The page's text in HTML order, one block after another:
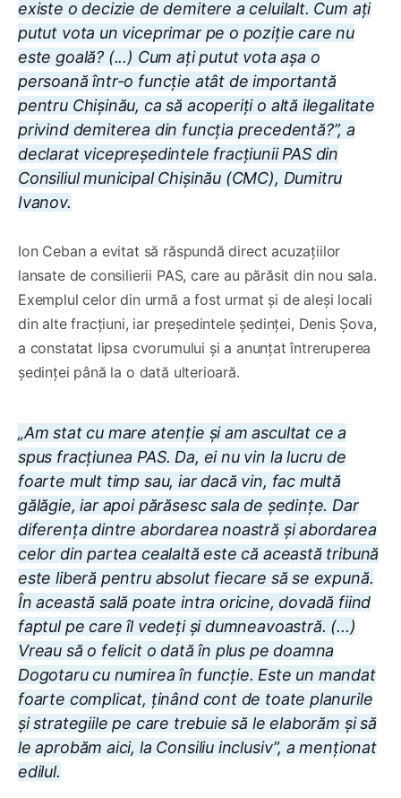
existe o decizie de demitere a celuilalt. Cum ați
putut vota un viceprimar pe o poziție care nu
este goală? (...) Cum ați putut vota așa o
persoană într-o funcție atât de importantă
pentru Chișinău, ca să acoperiți o altă ilegalitate
privind demiterea din funcția precedentă?”, a
declarat vicepreședintele fracțiunii PAS din
Consiliul municipal Chișinău (CMC), Dumitru
Ivanov.
Ion Ceban a evitat să răspundă direct acuzațiilor
lansate de consilierii PAS, care au părăsit din nou sala.
Exemplul celor din urmă a fost urmat și de aleși locali
din alte fracțiuni, iar președintele ședinței, Denis Șova,
a constatat lipsa cvorumului și a anunțat întreruperea
ședinței până la o dată ulterioară.
„Am stat cu mare atenție și am ascultat ce a
spus fracțiunea PAS. Da, ei nu vin la lucru de
foarte mult timp sau, iar dacă vin, fac multă
gălăgie, iar apoi părăsesc sala de ședințe. Dar
diferența dintre abordarea noastră și abordarea
celor din partea cealaltă este că această tribună
este liberă pentru absolut fiecare să se expună.
În această sală poate intra oricine, dovadă fiind
faptul pe care îl vedeți și dumneavoastră. (...)
Vreau să o felicit o dată în plus pe doamna
Dogotaru cu numirea în funcție. Este un mandat
foarte complicat, ținând cont de toate planurile
și strategiile pe care trebuie să le elaborăm și să
le aprobăm aici, la Consiliu inclusiv”, a menționat
edilul.